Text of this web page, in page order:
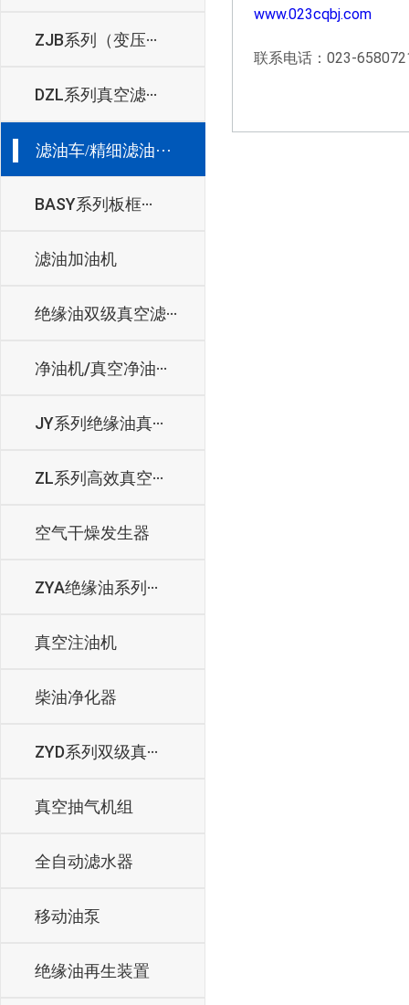
ZJB系列（变压···
DZL系列真空滤···
滤油车/精细滤油···
BASY系列板框···
滤油加油机
绝缘油双级真空滤···
净油机/真空净油···
JY系列绝缘油真···
ZL系列高效真空···
空气干燥发生器
ZYA绝缘油系列···
真空注油机
柴油净化器
ZYD系列双级真···
真空抽气机组
全自动滤水器
移动油泵
绝缘油再生装置
www.023cqbj.com
联系电话：023-